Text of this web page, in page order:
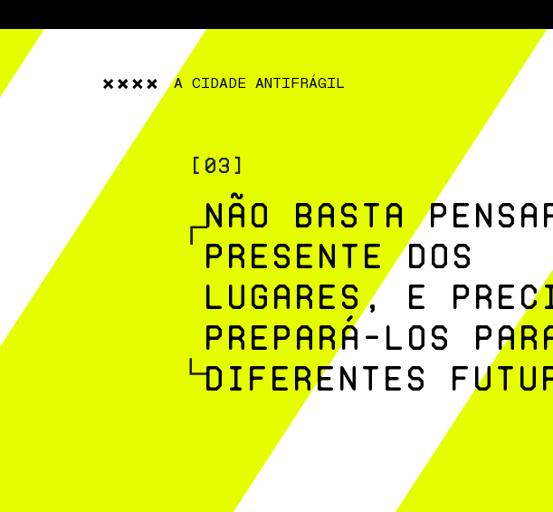
A CIDADE ANTIFRÁGIL
[03]
NãO BASTA
PRESENTE DOS
LUGARES, E
PREPARá-LOS
DIFERENTES